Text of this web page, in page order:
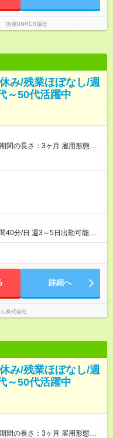
国連UNHCR協会
み/残業ほぼなし/週
～50代活躍中
間の長さ：3ヶ月 雇用形態、
40分/日 週3～5日出勤可能な
※勤務地により多少の前後
詳細へ
株式会社
み/残業ほぼなし/週
～50代活躍中
間の長さ：3ヶ月 雇用形態、